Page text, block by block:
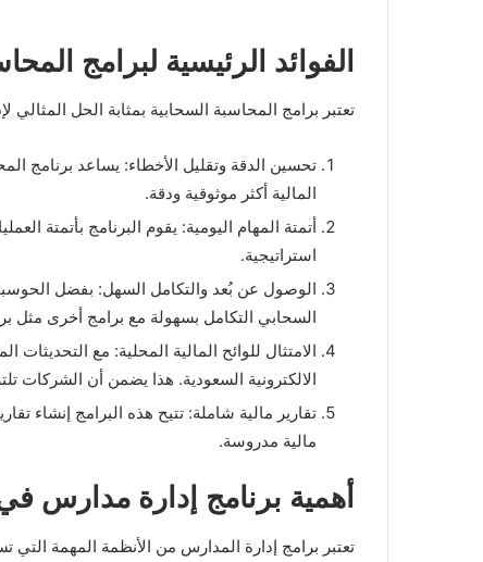
الفوائد الرئيسية لبرامج
تعتبر برامج المحاسبة السحابية بمثابة الحل
تحسين الدقة وتقليل الأخطاء: يساعد برنامج
المالية أكثر موثوقية ودقة.
أتمتة المهام اليومية: يقوم البرنامج بأتمتة
استراتيجية.
الوصول عن بُعد والتكامل السهل: بفضل
السحابي التكامل بسهولة مع برامج أخرى مثل
الامتثال للوائح المالية المحلية: مع
الالكترونية السعودية. هذا يضمن أن الشركات
تقارير مالية شاملة: تتيح هذه البرامج إنشاء
مالية مدروسة.
أهمية برنامج إدارة مدارس
تعتبر برامج إدارة المدارس من الأنظمة المهمة التي